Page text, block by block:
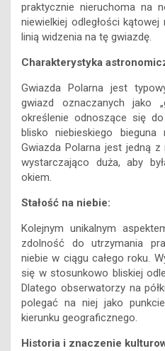
praktycznie nieruchoma na
niewielkiej odległości
linią widzenia na tę gwiazdę.
Charakterystyka
Gwiazda Polarna jest
gwiazd oznaczanych jako
określenie odnoszące się
blisko niebieskiego bieguna
Gwiazda Polarna jest jedną
wystarczająco duża, aby
okiem.
Stałość na niebie:
Kolejnym unikalnym
zdolność do utrzymania
niebie w ciągu całego roku.
się w stosunkowo bliskiej
Dlatego obserwatorzy na
polegać na niej jako
kierunku geograficznego.
Historia i znaczenie